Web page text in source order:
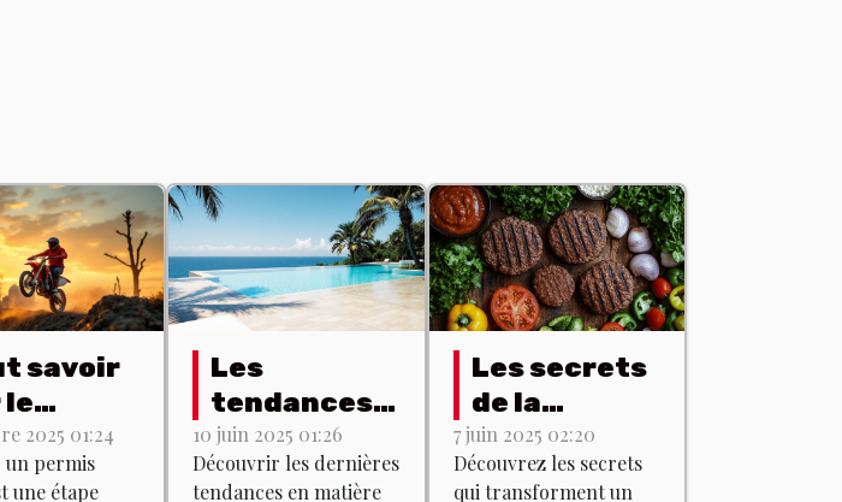
savoir
le
moto
2025 01:24
un permis
une étape
Les
tendances
actuelles en
matière de
10 juin 2025 01:26
Découvrir les dernières
tendances en matière
Les secrets
de la
préparation
des burgers
7 juin 2025 02:20
Découvrez les secrets
qui transforment un